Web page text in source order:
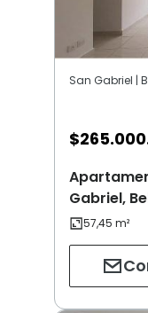
San Gabriel |
$
Gabriel,